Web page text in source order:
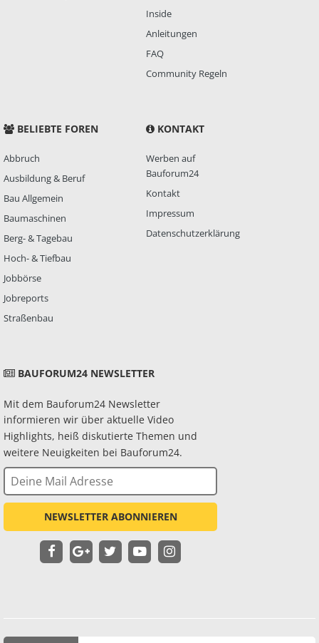
Inside
Anleitungen
FAQ
Community Regeln
BELIEBTE FOREN
Abbruch
Ausbildung & Beruf
Bau Allgemein
Baumaschinen
Berg- & Tagebau
Hoch- & Tiefbau
Jobbörse
Jobreports
Straßenbau
KONTAKT
Werben auf
Bauforum24
Kontakt
Impressum
Datenschutzerklärung
BAUFORUM24 NEWSLETTER
Mit dem Bauforum24 Newsletter
informieren wir über aktuelle Video
Highlights, heiß diskutierte Themen und
weitere Neuigkeiten bei Bauforum24.
NEWSLETTER ABONNIEREN